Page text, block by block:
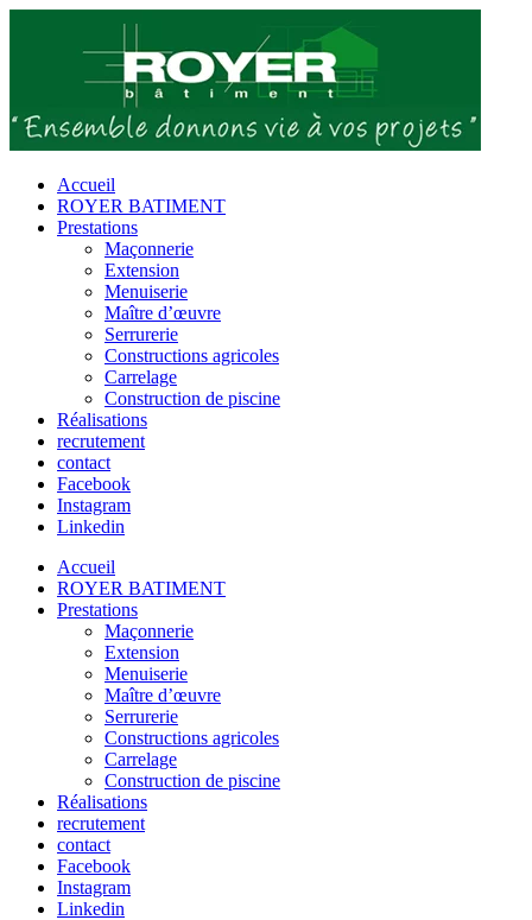
Accueil
ROYER BATIMENT
Prestations
Maçonnerie
Extension
Menuiserie
Maître d’œuvre
Serrurerie
Constructions agricoles
Carrelage
Construction de piscine
Réalisations
recrutement
contact
Facebook
Instagram
Linkedin
Accueil
ROYER BATIMENT
Prestations
Maçonnerie
Extension
Menuiserie
Maître d’œuvre
Serrurerie
Constructions agricoles
Carrelage
Construction de piscine
Réalisations
recrutement
contact
Facebook
Instagram
Linkedin